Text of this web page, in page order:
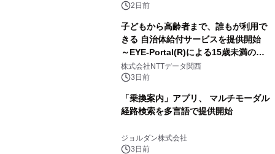
2日前
子どもから高齢者まで、誰もが利用で
きる 自治体給付サービスを提供開始
～EYE-Portal(R)による15歳未満の本
人認証と デジタルデバイド対策で実現
～
株式会社NTTデータ関西
3日前
「乗換案内」アプリ、 マルチモーダル
経路検索を多言語で提供開始
ジョルダン株式会社
3日前